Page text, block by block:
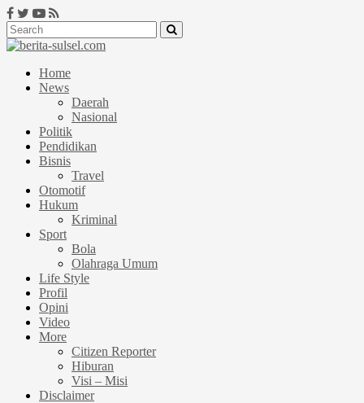
Home
News
Daerah
Nasional
Politik
Pendidikan
Bisnis
Travel
Otomotif
Hukum
Kriminal
Sport
Bola
Olahraga Umum
Life Style
Profil
Opini
Video
More
Citizen Reporter
Hiburan
Visi – Misi
Disclaimer